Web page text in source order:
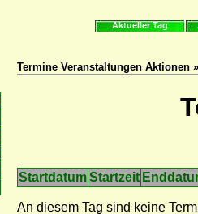
Aktueller Tag
Termine Veranstaltungen Aktionen
StartdatumStartzeit
An diesem Tag sind keine